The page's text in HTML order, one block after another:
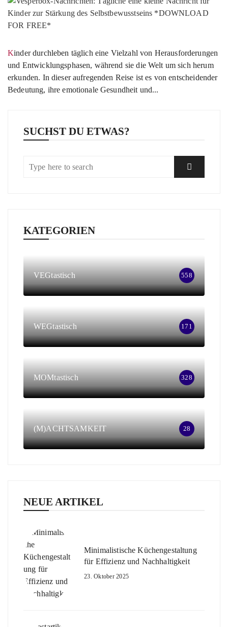
Kinder durchleben täglich eine Vielzahl von Herausforderungen
und Entwicklungsphasen, während sie die Welt um sich herum
erkunden. In dieser aufregenden Reise ist es von entscheidender
Bedeutung, ihre emotionale Gesundheit und...
SUCHST DU ETWAS?
KATEGORIEN
VEGtastisch 558
WEGtastisch 171
MOMtastisch 328
(M)ACHTSAMKEIT 28
NEUE ARTIKEL
Minimalistische Küchengestaltung
für Effizienz und Nachhaltigkeit
23. Oktober 2025